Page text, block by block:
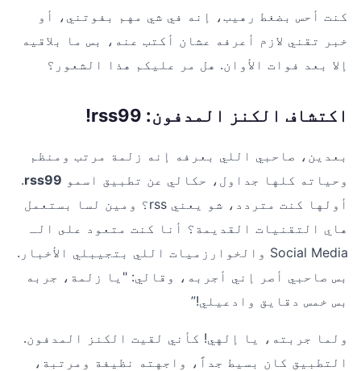
كنت أحس بضغط رهيب، إنه في شي مهم بفوتني، أو
خبر تقني لازم أعرفه عشان أكتب عنه، بس ما بلاقيه
إلا بعد فوات الأوان. هل مر عليكم هذا الشعور؟
اكتشاف الكنز المدفون: rss99!
بعدين، صاحبي اللي بعرفه إنه زلمة مرتب ومنظم
وحياته كلها جداول، حكالي عن تطبيق اسمو rss99
.
أولها كنت متردد، شو يعني rss؟ ومين لسا بستعمل
هاي التقنيات القديمة؟ أنا كنت متعود على الـ
Social Media والخوارزميات اللي بتجيبلي الأخبار.
بس صاحبي أصر إني أجربه، وقالي: "يا زلمة، جربه
بس خمس دقايق وادعيلي!”
ولما جربته، يا إلهي! كأني لقيت الكنز المدفون.
التطبيق كان بسيط جداً، واجهته نظيفة ومرتبة،